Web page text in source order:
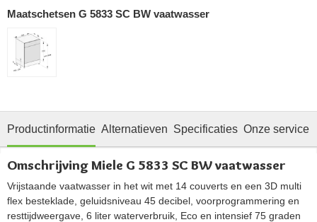
Maatschetsen G 5833 SC BW vaatwasser
Productinformatie Alternatieven Specificaties Onze service
Omschrijving Miele G 5833 SC BW vaatwasser
Vrijstaande vaatwasser in het wit met 14 couverts en een 3D multi
flex besteklade, geluidsniveau 45 decibel, voorprogrammering en
resttijdweergave, 6 liter waterverbruik, Eco en intensief 75 graden